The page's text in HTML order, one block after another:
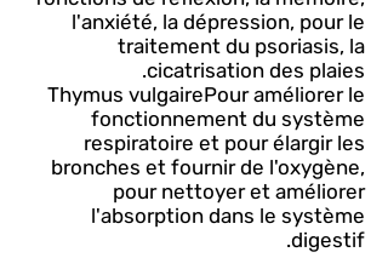
l'anxiété, la dépression, pour le
traitement du psoriasis, la
cicatrisation des plaies.
Thymus vulgairePour améliorer le
fonctionnement du système
respiratoire et pour élargir les
bronches et fournir de l'oxygène,
pour nettoyer et améliorer
l'absorption dans le système
digestif.